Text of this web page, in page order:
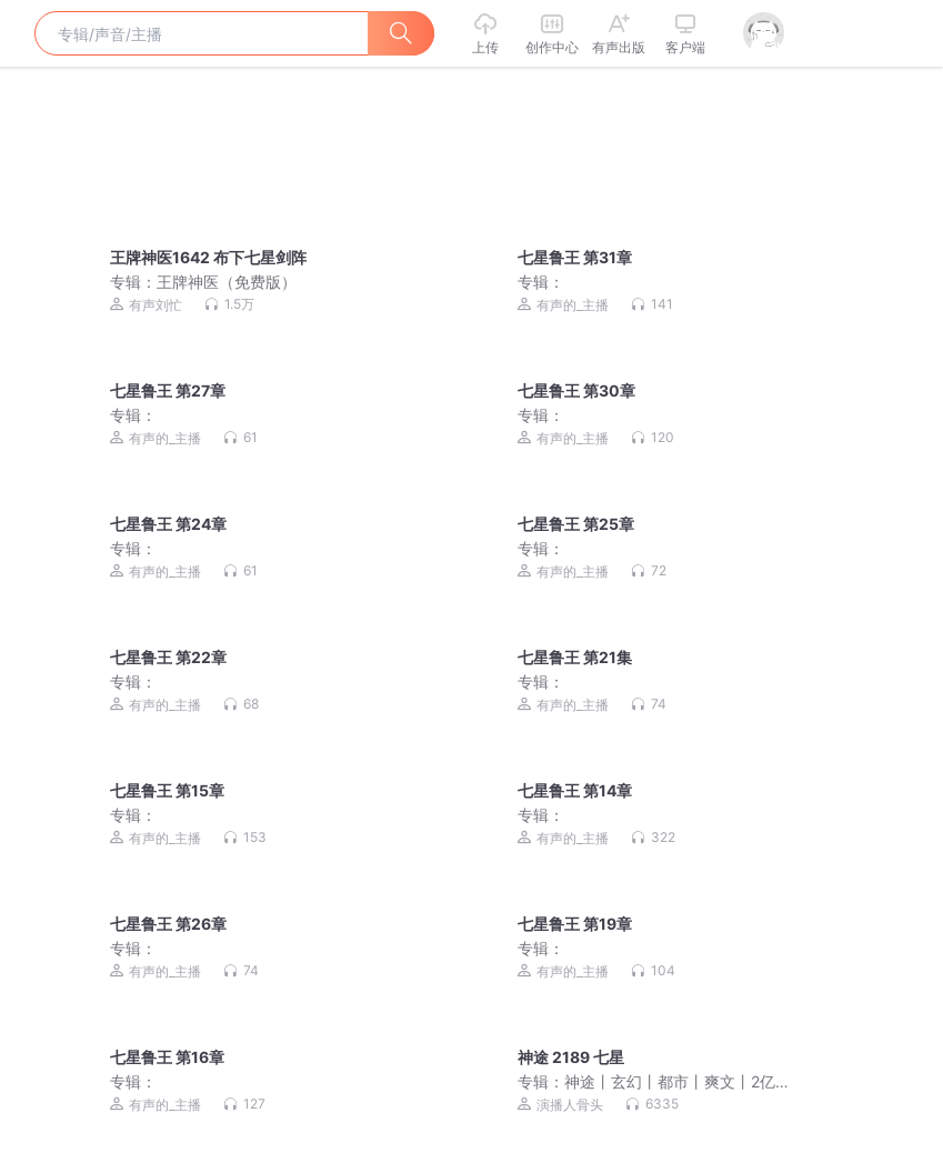
上传 创作中心 有声出版 客户端
王牌神医1642 布下七星剑阵
专辑： 王牌神医（免费版）
有声刘忙 1.5万
七星鲁王 第31章
专辑：
有声的_主播 141
七星鲁王 第27章
专辑：
有声的_主播 61
七星鲁王 第30章
专辑：
有声的_主播 120
七星鲁王 第24章
专辑：
有声的_主播 61
七星鲁王 第25章
专辑：
有声的_主播 72
七星鲁王 第22章
专辑：
有声的_主播 68
七星鲁王 第21集
专辑：
有声的_主播 74
七星鲁王 第15章
专辑：
有声的_主播 153
七星鲁王 第14章
专辑：
有声的_主播 322
七星鲁王 第26章
专辑：
有声的_主播 74
七星鲁王 第19章
专辑：
有声的_主播 104
七星鲁王 第16章
专辑：
有声的_主播 127
神途 2189 七星
专辑：神途丨玄幻丨都市丨爽文丨2亿点
击大作丨骨头演播
演播人骨头 6335